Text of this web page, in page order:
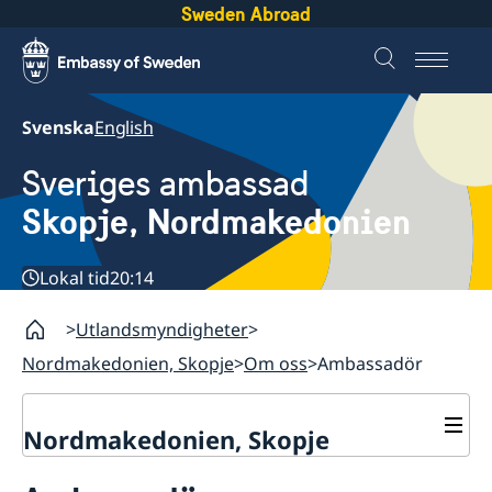
Sweden Abroad
SvenskaEnglish
Sveriges ambassad
Skopje, Nordmakedonien
Lokal tid20:14
Utlandsmyndigheter
Nordmakedonien, Skopje Om oss Ambassadör
Nordmakedonien, Skopje